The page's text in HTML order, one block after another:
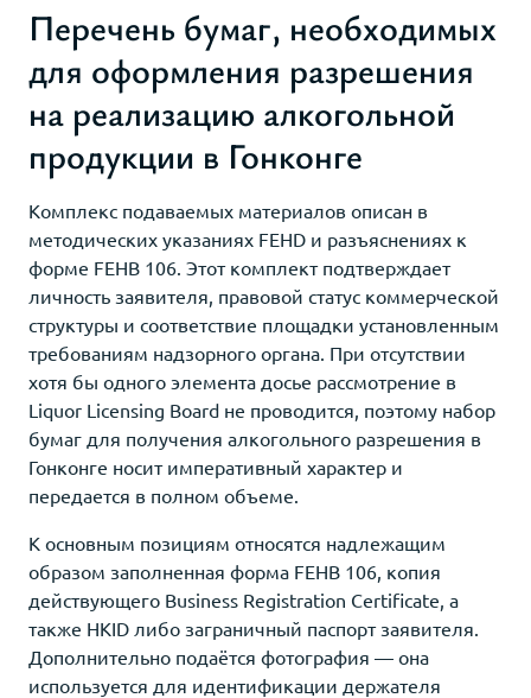
Перечень бумаг, необходимых
для оформления разрешения
на реализацию алкогольной
продукции в Гонконге
Комплекс подаваемых материалов описан в
методических указаниях FEHD и разъяснениях к
форме FEHB 106. Этот комплект подтверждает
личность заявителя, правовой статус коммерческой
структуры и соответствие площадки установленным
требованиям надзорного органа. При отсутствии
хотя бы одного элемента досье рассмотрение в
Liquor Licensing Board не проводится, поэтому набор
бумаг для получения алкогольного разрешения в
Гонконге носит императивный характер и
передается в полном объеме.
К основным позициям относятся надлежащим
образом заполненная форма FEHB 106, копия
действующего Business Registration Certificate, а
также HKID либо заграничный паспорт заявителя.
Дополнительно подаётся фотография — она
используется для идентификации держателя